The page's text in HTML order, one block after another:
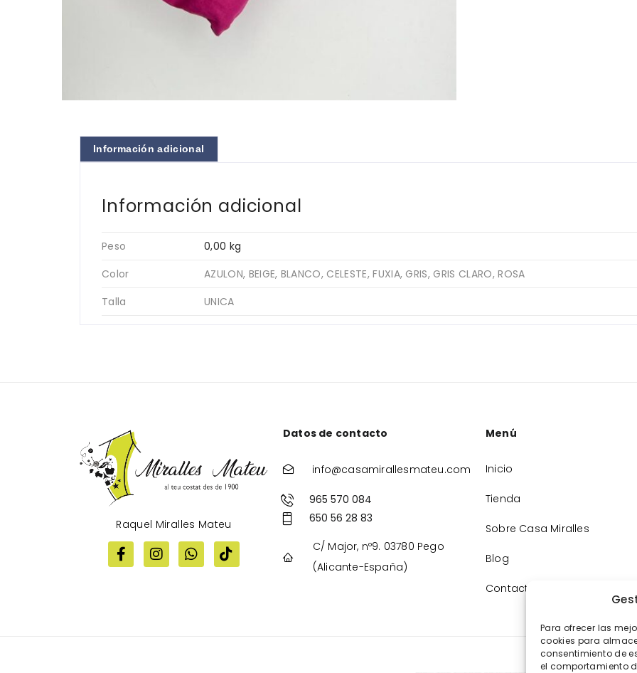
Para ofrecer las
cookies para
consentimiento de
el comportamiento
Información adicional
Información adicional
Peso
0,00 kg
Color
AZULON, BEIGE, BLANCO, CELESTE, FUXIA, GRIS, GRIS CLARO, ROSA
Talla
UNICA
Raquel Miralles Mateu
Datos de contacto
info@casamirallesmateu.com
965 570 084
650 56 28 83
C/ Major, nº9. 03780 Pego
(Alicante-España)
Menú
Inicio
Tienda
Sobre Casa Miralles
Blog
Contacto